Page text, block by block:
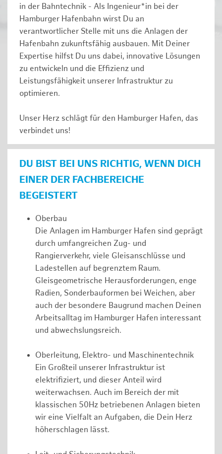
in der Bahntechnik - Als Ingenieur*in bei der
Hamburger Hafenbahn wirst Du an
verantwortlicher Stelle mit uns die Anlagen der
Hafenbahn zukunftsfähig ausbauen. Mit Deiner
Expertise hilfst Du uns dabei, innovative Lösungen
zu entwickeln und die Effizienz und
Leistungsfähigkeit unserer Infrastruktur zu
optimieren.
Unser Herz schlägt für den Hamburger Hafen, das
verbindet uns!
DU BIST BEI UNS RICHTIG, WENN DICH
EINER DER FACHBEREICHE
BEGEISTERT
Oberbau
Die Anlagen im Hamburger Hafen sind geprägt
durch umfangreichen Zug- und
Rangierverkehr, viele Gleisanschlüsse und
Ladestellen auf begrenztem Raum.
Gleisgeometrische Herausforderungen, enge
Radien, Sonderbauformen bei Weichen, aber
auch der besondere Baugrund machen Deinen
Arbeitsalltag im Hamburger Hafen interessant
und abwechslungsreich.
Oberleitung, Elektro- und Maschinentechnik
Ein Großteil unserer Infrastruktur ist
elektrifiziert, und dieser Anteil wird
weiterwachsen. Auch im Bereich der mit
klassischen 50Hz betriebenen Anlagen bieten
wir eine Vielfalt an Aufgaben, die Dein Herz
höherschlagen lässt.